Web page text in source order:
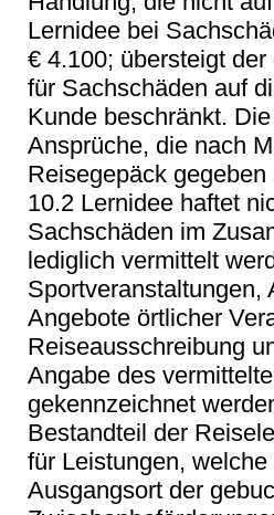
Lernidee bei
€ 4.100; übersteigt
für Sachschäden auf
Kunde beschränkt.
Ansprüche, die nach
Reisegepäck gegeben
10.2 Lernidee haftet
Sachschäden im
lediglich vermittelt
Sportveranstaltungen,
Angebote örtlicher
Reiseausschreibung
Angabe des
gekennzeichnet
Bestandteil der
für Leistungen,
Ausgangsort der